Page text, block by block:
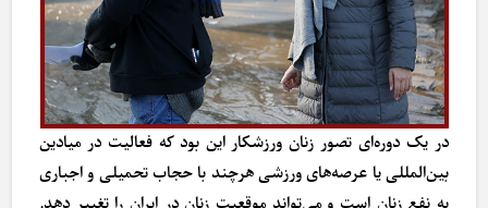
در یک دوره‌ای تصور زنان ورزشکار این بود که فعالیت در میادین
بین‌المللی یا عرصه‌های ورزشی هرچند با حجاب تحمیلی و اجباری